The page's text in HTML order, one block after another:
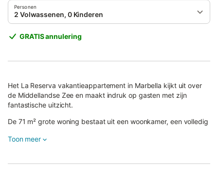
Personen
2 Volwassenen, 0 Kinderen
GRATIS annulering
Het La Reserva vakantieappartement in Marbella kijkt uit over
de Middellandse Zee en maakt indruk op gasten met zijn
fantastische uitzicht.
De 71 m² grote woning bestaat uit een woonkamer, een volledig
geschikt voor 4 personen.
Toon meer